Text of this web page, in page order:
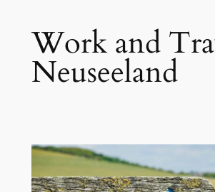
Work and
Neuseeland